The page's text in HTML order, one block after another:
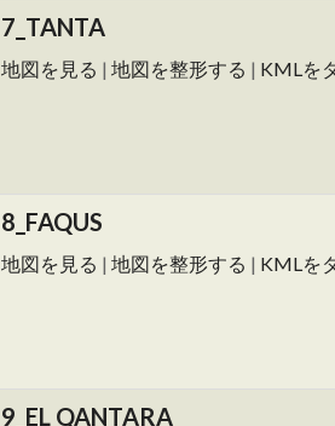
7_TANTA
地図を見る | 地図を整形する | KMLを
8_FAQUS
地図を見る | 地図を整形する | KMLを
9_EL QANTARA